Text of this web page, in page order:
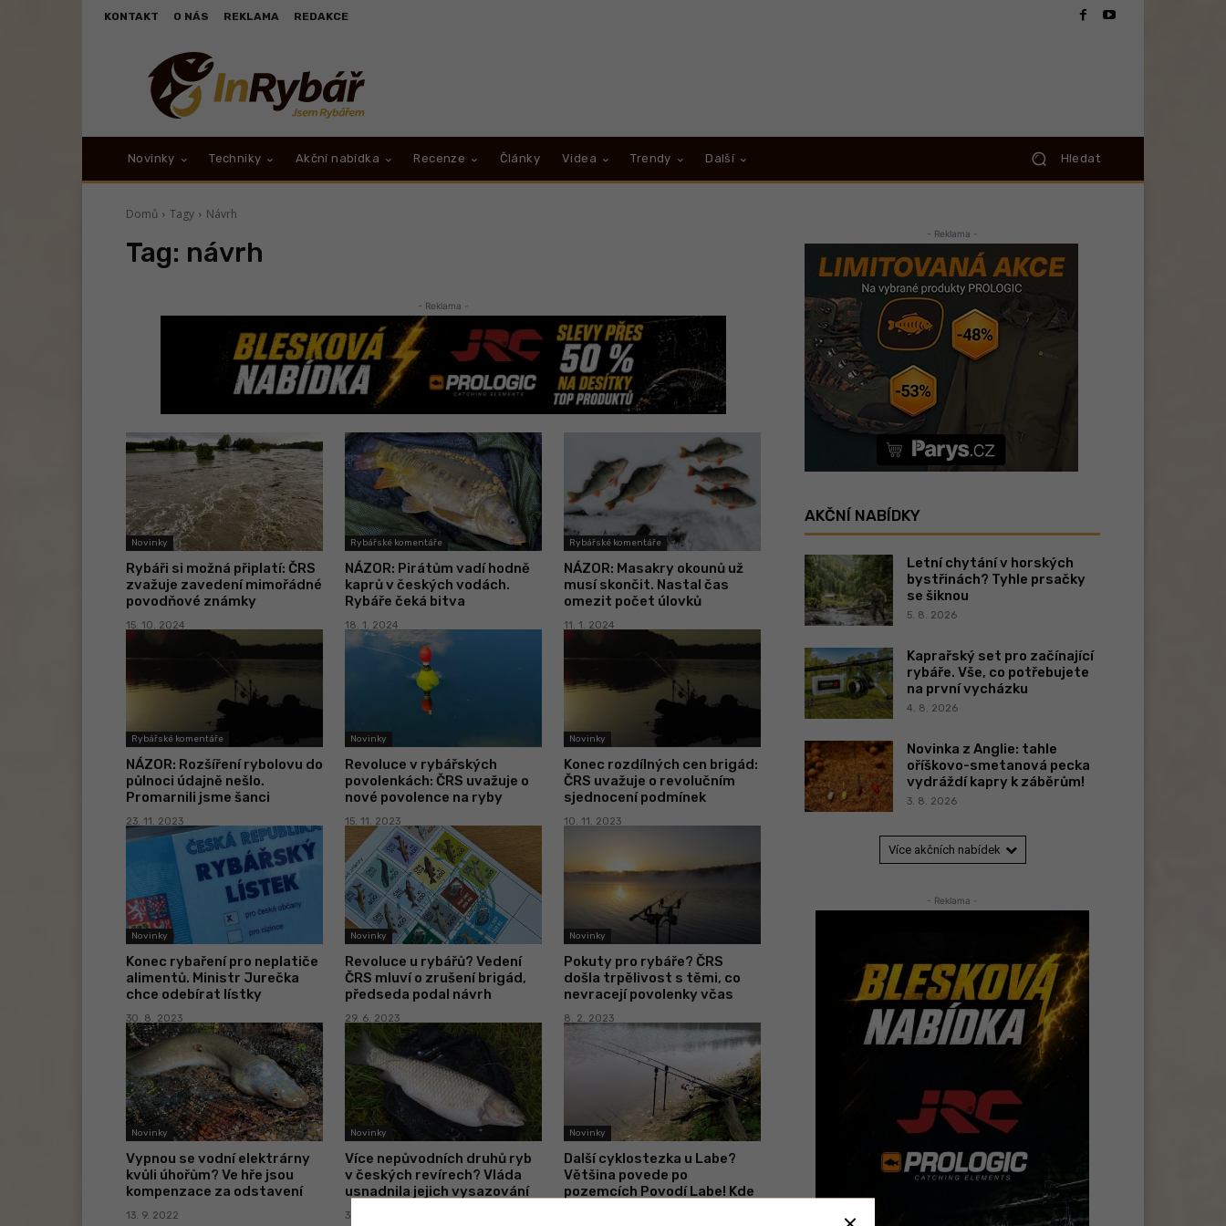
KONTAKT O NÁS REKLAMA REDAKCE
Novinky Techniky Akční nabídka Recenze Články Videa Trendy Další Hledat
Domů Tagy Návrh
Tag: návrh
- Reklama -
Novinky
Rybáři si možná připlatí: ČRS
zvažuje zavedení mimořádné
povodňové známky
15. 10. 2024
Rybářské komentáře
NÁZOR: Pirátům vadí hodně
kaprů v českých vodách.
Rybáře čeká bitva
18. 1. 2024
Rybářské komentáře
NÁZOR: Masakry okounů už
musí skončit. Nastal čas
omezit počet úlovků
11. 1. 2024
Rybářské komentáře
NÁZOR: Rozšíření rybolovu do
půlnoci údajně nešlo.
Promarnili jsme šanci
23. 11. 2023
Novinky
Revoluce v rybářských
povolenkách: ČRS uvažuje o
nové povolence na ryby
15. 11. 2023
Novinky
Konec rozdílných cen brigád:
ČRS uvažuje o revolučním
sjednocení podmínek
10. 11. 2023
Novinky
Konec rybaření pro neplatiče
alimentů. Ministr Jurečka
chce odebírat lístky
30. 8. 2023
Novinky
Revoluce u rybářů? Vedení
ČRS mluví o zrušení brigád,
předseda podal návrh
29. 6. 2023
Novinky
Pokuty pro rybáře? ČRS
došla trpělivost s těmi, co
nevracejí povolenky včas
8. 2. 2023
Novinky
Vypnou se vodní elektrárny
kvůli úhořům? Ve hře jsou
kompenzace za odstavení
13. 9. 2022
Novinky
Více nepůvodních druhů ryb
v českých revírech? Vláda
usnadnila jejich vysazování
30. 5. 2022
Novinky
Další cyklostezka u Labe?
Většina povede po
pozemcích Povodí Labe! Kde
- Reklama -
AKČNÍ NABÍDKY
Letní chytání v horských
bystřinách? Tyhle prsačky
se šiknou
5. 8. 2026
Kaprařský set pro začínající
rybáře. Vše, co potřebujete
na první vycházku
4. 8. 2026
Novinka z Anglie: tahle
oříškovo-smetanová pecka
vydráždí kapry k záběrům!
3. 8. 2026
Více akčních nabídek
- Reklama -